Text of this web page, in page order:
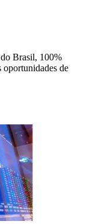
Brasil, 100%
oportunidades de